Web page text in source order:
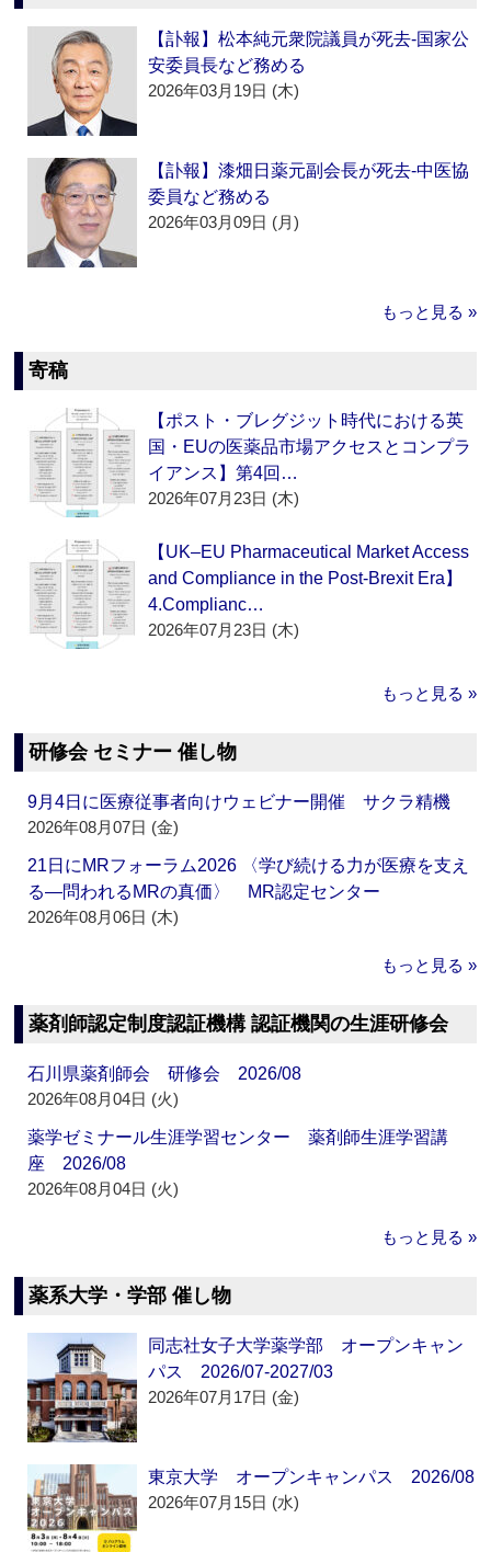
【訃報】松本純元衆院議員が死去‐国家公
安委員長など務める
2026年03月19日 (木)
【訃報】漆畑日薬元副会長が死去‐中医協
委員など務める
2026年03月09日 (月)
もっと見る »
寄稿
【ポスト・ブレグジット時代における英
国・EUの医薬品市場アクセスとコンプラ
イアンス】第4回…
2026年07月23日 (木)
【UK–EU Pharmaceutical Market Access
and Compliance in the Post-Brexit Era】
4.Complianc…
2026年07月23日 (木)
もっと見る »
研修会 セミナー 催し物
9月4日に医療従事者向けウェビナー開催 サクラ精機
2026年08月07日 (金)
21日にMRフォーラム2026 〈学び続ける力が医療を支え
る―問われるMRの真価〉 MR認定センター
2026年08月06日 (木)
もっと見る »
薬剤師認定制度認証機構 認証機関の生涯研修会
石川県薬剤師会 研修会 2026/08
2026年08月04日 (火)
薬学ゼミナール生涯学習センター 薬剤師生涯学習講
座 2026/08
2026年08月04日 (火)
もっと見る »
薬系大学・学部 催し物
同志社女子大学薬学部 オープンキャン
パス 2026/07-2027/03
2026年07月17日 (金)
東京大学 オープンキャンパス 2026/08
2026年07月15日 (水)